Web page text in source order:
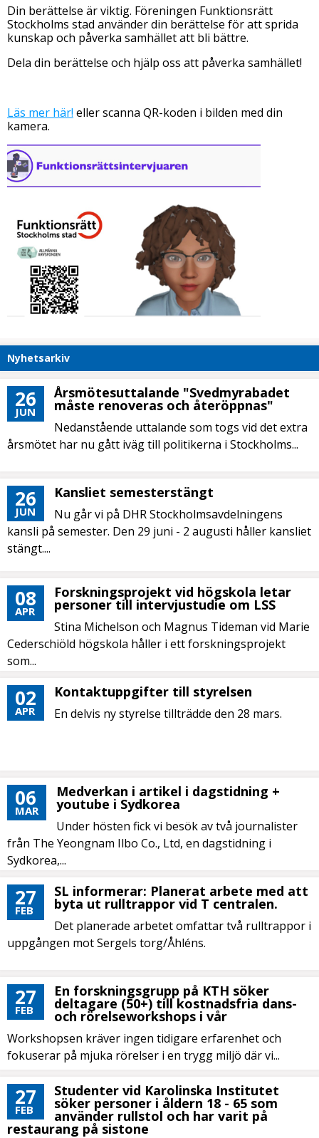
Din berättelse är viktig. Föreningen Funktionsrätt
Stockholms stad använder din berättelse för att sprida
kunskap och påverka samhället att bli bättre.
Dela din berättelse och hjälp oss att påverka samhället!
Läs mer här! eller scanna QR-koden i bilden med din
kamera.
Nyhetsarkiv
26
JUN
Årsmötesuttalande "Svedmyrabadet
måste renoveras och återöppnas"
Nedanstående uttalande som togs vid det extra
årsmötet har nu gått iväg till politikerna i Stockholms...
26
JUN
Kansliet semesterstängt
Nu går vi på DHR Stockholmsavdelningens
kansli på semester. Den 29 juni - 2 augusti håller kansliet
stängt....
08
APR
Forskningsprojekt vid högskola letar
personer till intervjustudie om LSS
Stina Michelson och Magnus Tideman vid Marie
Cederschiöld högskola håller i ett forskningsprojekt
som...
02
APR
Kontaktuppgifter till styrelsen
En delvis ny styrelse tillträdde den 28 mars.
06
MAR
Medverkan i artikel i dagstidning +
youtube i Sydkorea
Under hösten fick vi besök av två journalister
från The Yeongnam Ilbo Co., Ltd, en dagstidning i
Sydkorea,...
27
FEB
SL informerar: Planerat arbete med att
byta ut rulltrappor vid T centralen.
Det planerade arbetet omfattar två rulltrappor i
uppgången mot Sergels torg/Åhléns.
27
FEB
En forskningsgrupp på KTH söker
deltagare (50+) till kostnadsfria dans-
och rörelseworkshops i vår
Workshopsen kräver ingen tidigare erfarenhet och
fokuserar på mjuka rörelser i en trygg miljö där vi...
27
FEB
Studenter vid Karolinska Institutet
söker personer i åldern 18 - 65 som
använder rullstol och har varit på
restaurang på sistone